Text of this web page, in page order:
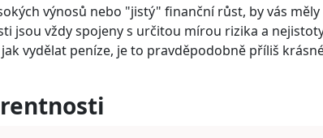
výnosů nebo "jistý" finanční růst, by vás měly
jsou vždy spojeny s určitou mírou rizika a
vydělat peníze, je to pravděpodobně příliš